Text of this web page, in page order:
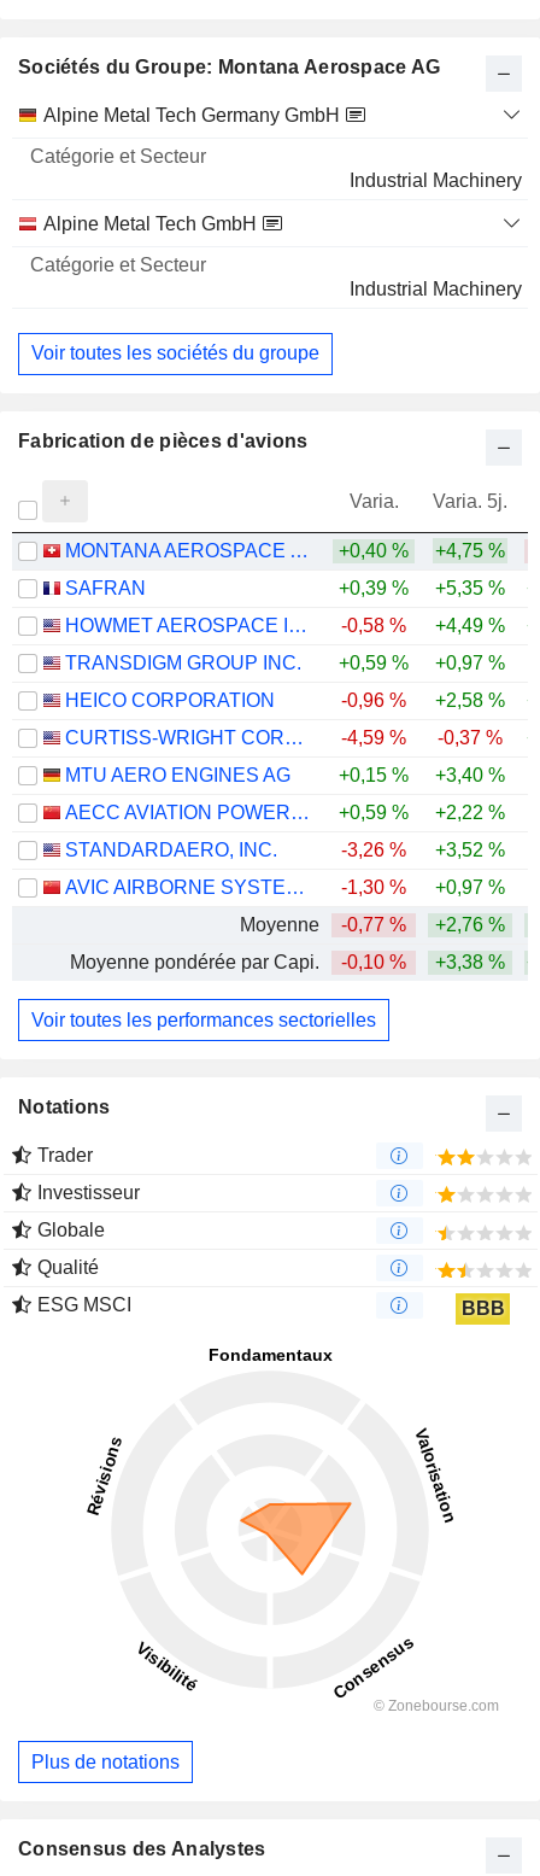
Sociétés du Groupe: Montana Aerospace AG
Nom
Catégorie
Secteur
Alpine Metal Tech Germany GmbH
Industrial Machinery
Alpine Metal Tech GmbH
Industrial Machinery
Voir toutes les sociétés du groupe
Fabrication de pièces d'avions
Varia. Varia. 5j.
MONTANA AEROSPACE AG +0,40 % +4,75 %
SAFRAN
+0,39 % +5,35 %
HOWMET AEROSPACE INC.
-0,58 % +4,49 %
TRANSDIGM GROUP INC.
+0,59 % +0,97 %
HEICO CORPORATION
-0,96 % +2,58 %
CURTISS-WRIGHT CORPORATION
-4,59 % -0,37 %
MTU AERO ENGINES AG
+0,15 % +3,40 %
AECC AVIATION POWER CO.,LTD
+0,59 % +2,22 %
STANDARDAERO, INC.
-3,26 % +3,52 %
AVIC AIRBORNE SYSTEMS CO., LTD.
-1,30 % +0,97 %
Moyenne
-0,77 % +2,76 %
Moyenne pondérée par Capi.
-0,10 % +3,38 %
Voir toutes les performances sectorielles
Notations
Trader
Investisseur
Globale
Qualité
ESG MSCI
BBB
Plus de notations
Consensus des Analystes